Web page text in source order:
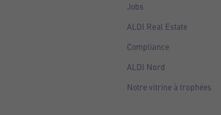
Jobs
ALDI Real Estate
Compliance
ALDI Nord
Notre vitrine à trophées